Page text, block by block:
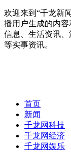
欢迎来到“千龙新
播用户生成的内
信息、生活资讯
等实事资讯。
首页
新闻
千龙网科技
千龙网经济
千龙网娱乐